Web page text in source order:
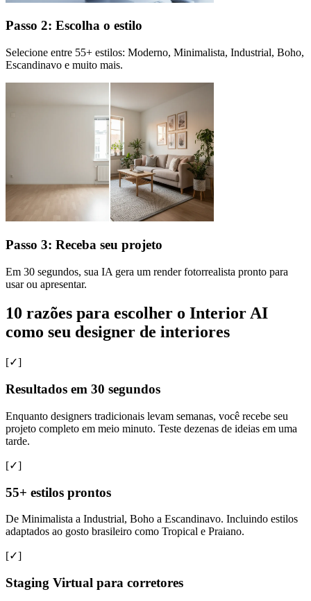
Passo 2: Escolha o estilo
Selecione entre 55+ estilos: Moderno, Minimalista, Industrial, Boho,
Escandinavo e muito mais.
Passo 3: Receba seu projeto
Em 30 segundos, sua IA gera um render fotorrealista pronto para
usar ou apresentar.
10 razões para escolher o Interior AI
como seu designer de interiores
[✓]
Resultados em 30 segundos
Enquanto designers tradicionais levam semanas, você recebe seu
projeto completo em meio minuto. Teste dezenas de ideias em uma
tarde.
[✓]
55+ estilos prontos
De Minimalista a Industrial, Boho a Escandinavo. Incluindo estilos
adaptados ao gosto brasileiro como Tropical e Praiano.
[✓]
Staging Virtual para corretores